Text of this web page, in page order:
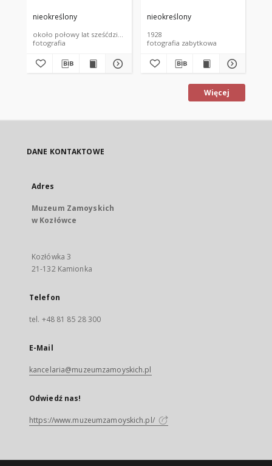
nieokreślony
około połowy lat sześćdziesiątych XIX wieku
fotografia
Zamoyska (1908–1998)
nieokreślony
1928
fotografia zabytkowa
Więcej
DANE KONTAKTOWE
Adres
Muzeum Zamoyskich
w Kozłówce
Kozłówka 3
21-132 Kamionka
Telefon
tel. +48 81 85 28 300
E-Mail
kancelaria@muzeumzamoyskich.pl
Odwiedź nas!
https://www.muzeumzamoyskich.pl/